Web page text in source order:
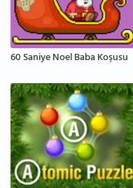
60 Saniye Noel Baba Koşusu